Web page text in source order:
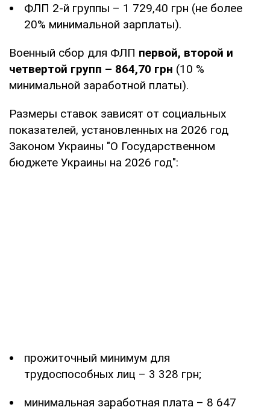
ФЛП 2-й группы – 1 729,40 грн (не более
20% минимальной зарплаты).
Военный сбор для ФЛП первой, второй и
четвертой групп – 864,70 грн (10 %
минимальной заработной платы).
Размеры ставок зависят от социальных
показателей, установленных на 2026 год
Законом Украины "О Государственном
бюджете Украины на 2026 год":
прожиточный минимум для
трудоспособных лиц – 3 328 грн;
минимальная заработная плата – 8 647